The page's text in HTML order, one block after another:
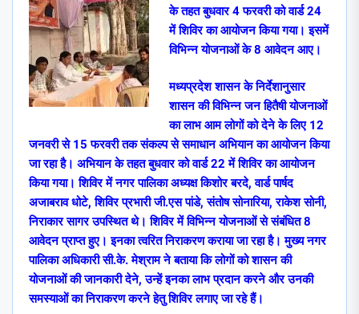
के तहत बुधवार 4 फरवरी को वार्ड 24
में शिविर का आयोजन किया गया। इसमें
विभिन्न योजनाओं के 8 आवेदन आए।
मध्यप्रदेश शासन के निर्देशानुसार
शासन की विभिन्न जन हितैषी योजनाओं
का लाभ आम लोगों को देने के लिए 12
जनवरी से 15 फरवरी तक संकल्प से समाधान अभियान का आयोजन किया
जा रहा है। अभियान के तहत बुधवार को वार्ड 22 में शिविर का आयोजन
किया गया। शिविर में नगर पालिका अध्यक्ष किशोर बरदे, वार्ड पार्षद
अजाबराव धोटे, शिविर प्रभारी जी.एस पांडे, संतोष सोनारिया, राकेश सोनी,
निराकार सागर उपस्थित थे। शिविर में विभिन्न योजनाओं से संबंधित 8
आवेदन प्राप्त हुए। इनका त्वरित निराकरण कराया जा रहा है। मुख्य नगर
पालिका अधिकारी सी.के. मेश्राम ने बताया कि लोगों को शासन की
योजनाओं की जानकारी देने, उन्हें इनका लाभ प्रदान करने और उनकी
समस्याओं का निराकरण करने हेतु शिविर लगाए जा रहे हैं।